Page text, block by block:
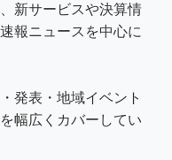
新サービスや決算情
報ニュースを中心に
発表・地域イベント
幅広くカバーしてい